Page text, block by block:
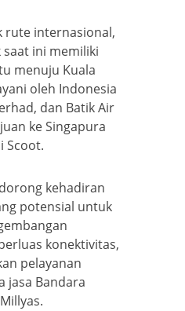
rute internasional,
ini memiliki
menuju Kuala
oleh Indonesia
dan Batik Air
ke Singapura
Scoot.
kehadiran
potensial untuk
konektivitas,
pelayanan
jasa Bandara